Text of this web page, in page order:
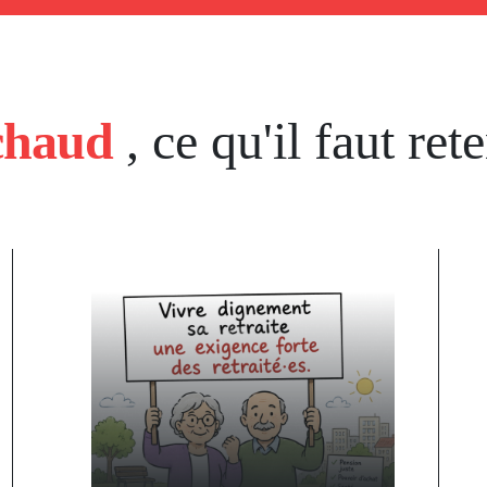
, ce qu'il faut